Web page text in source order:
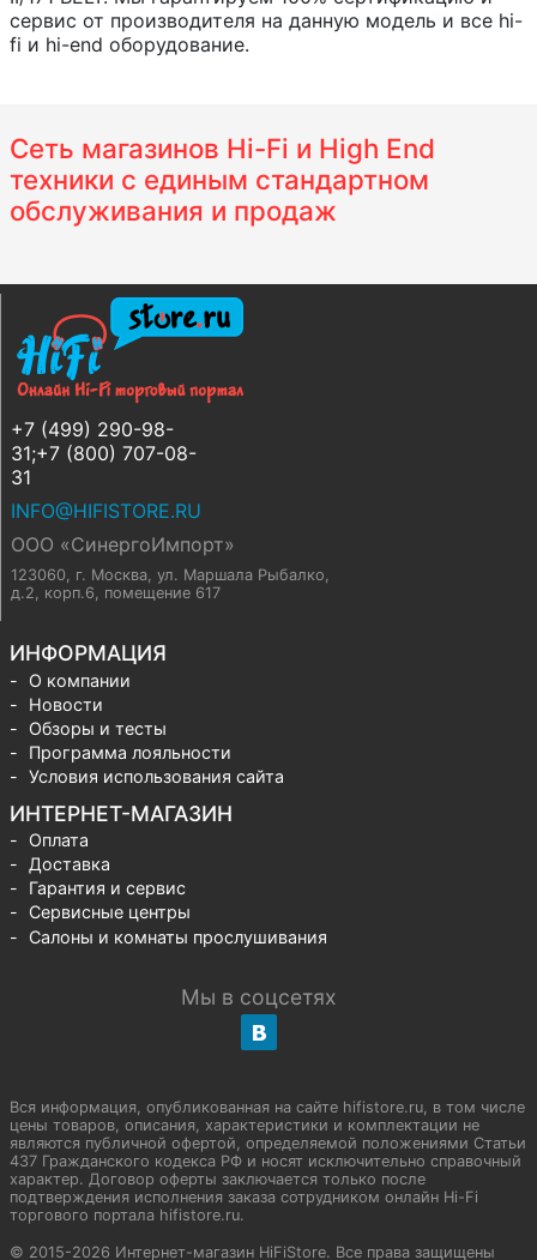
сервис от производителя на данную модель и все hi-
fi и hi-end оборудование.
Сеть магазинов Hi-Fi и High End
техники с единым стандартном
обслуживания и продаж
+7 (499) 290-98-
31;+7 (800) 707-08-
31
INFO@HIFISTORE.RU
ООО «СинергоИмпорт»
123060, г. Москва, ул. Маршала Рыбалко,
д.2, корп.6, помещение 617
ИНФОРМАЦИЯ
О компании
Новости
Обзоры и тесты
Программа лояльности
Условия использования сайта
ИНТЕРНЕТ-МАГАЗИН
Оплата
Доставка
Гарантия и сервис
Сервисные центры
Салоны и комнаты прослушивания
Мы в соцсетях
Вся информация, опубликованная на сайте hifistore.ru, в том числе
цены товаров, описания, характеристики и комплектации не
являются публичной офертой, определяемой положениями Статьи
437 Гражданского кодекса РФ и носят исключительно справочный
характер. Договор оферты заключается только после
подтверждения исполнения заказа сотрудником онлайн Hi-Fi
торгового портала hifistore.ru.
© 2015-2026 Интернет-магазин HiFiStore. Все права защищены